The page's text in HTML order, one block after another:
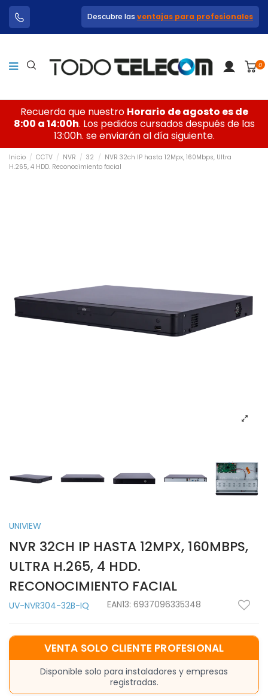
Descubre las ventajas para profesionales
0
Recuerda que nuestro Horario de agosto es de
8:00 a 14:00h. Los pedidos cursados después de las
13:00h. se enviarán al día siguiente.
Inicio CCTV NVR 32
NVR 32ch IP hasta 12Mpx, 160Mbps, Ultra
H.265, 4 HDD. Reconocimiento facial
UNIVIEW
NVR 32CH IP HASTA 12MPX, 160MBPS,
ULTRA H.265, 4 HDD.
RECONOCIMIENTO FACIAL
UV-NVR304-32B-IQ EAN13: 6937096335348
VENTA SOLO CLIENTE PROFESIONAL
Disponible solo para instaladores y empresas
registradas.